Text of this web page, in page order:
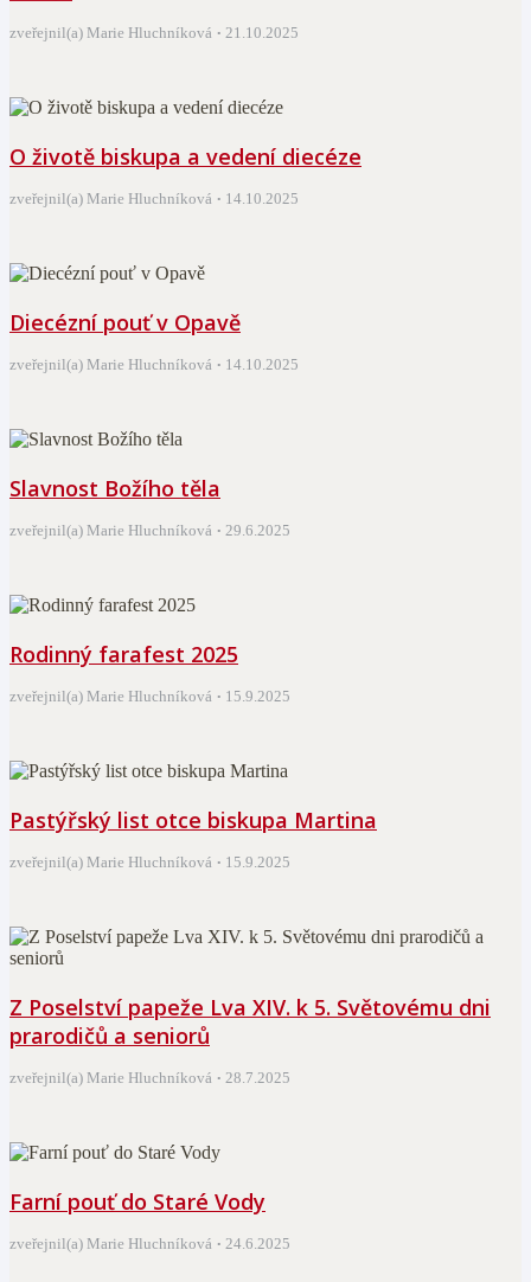
zveřejnil(a) Marie Hluchníková 21.10.2025
O životě biskupa a vedení diecéze
zveřejnil(a) Marie Hluchníková 14.10.2025
Diecézní pouť v Opavě
zveřejnil(a) Marie Hluchníková 14.10.2025
Slavnost Božího těla
zveřejnil(a) Marie Hluchníková 29.6.2025
Rodinný farafest 2025
zveřejnil(a) Marie Hluchníková 15.9.2025
Pastýřský list otce biskupa Martina
zveřejnil(a) Marie Hluchníková 15.9.2025
Z Poselství papeže Lva XIV. k 5. Světovému dni
prarodičů a seniorů
zveřejnil(a) Marie Hluchníková 28.7.2025
Farní pouť do Staré Vody
zveřejnil(a) Marie Hluchníková 24.6.2025